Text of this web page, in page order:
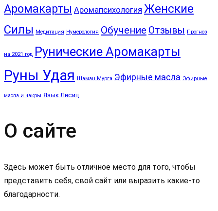
Аромакарты Аромапсихология Женские
Силы Медитация Нумерология Обучение Отзывы Прогноз
на 2021 год Рунические Аромакарты
Руны Удая Шаман Мурга Эфирные масла Эфирные
масла и чакры Язык Лисиц
О сайте
Здесь может быть отличное место для того, чтобы
представить себя, свой сайт или выразить какие-то
благодарности.